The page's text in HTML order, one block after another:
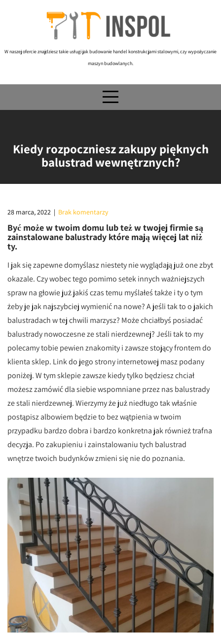
W naszej ofercie znajdziesz takie usługi jak budowanie handel konstrukcjami stalowymi, czy wypożyczanie
maszyn budowlanych.
Kiedy rozpoczniesz zakupy pięknych
balustrad wewnętrznych?
28 marca, 2022 | Brak komentarzy
Być może w twoim domu lub też w twojej firmie są
zainstalowane balustrady które mają więcej lat niż
ty.
I jak się zapewne domyślasz niestety nie wyglądają już one zbyt
okazale. Czy wobec tego pomimo setek innych ważniejszych
spraw na głowie już jakiś czas temu myślałeś także i ty o tym
żeby je jak najszybciej wymienić na nowe? A jeśli tak to o jakich
balustradach w tej chwili marzysz? Może chciałbyś posiadać
balustrady nowoczesne ze stali nierdzewnej? Jeśli tak to my
polecamy tobie pewien znakomity i zawsze stojący frontem do
klienta sklep. Link do jego strony internetowej masz podany
poniżej. W tym sklepie zawsze kiedy tylko będziesz chciał
możesz zamówić dla siebie wspomniane przez nas balustrady
ze stali nierdzewnej. Wierzymy że już niedługo tak właśnie
postąpisz albowiem będzie to bez wątpienia w twoim
przypadku bardzo dobra i bardzo konkretna jak również trafna
decyzja. Po zakupieniu i zainstalowaniu tych balustrad
wnętrze twoich budynków zmieni się nie do poznania.